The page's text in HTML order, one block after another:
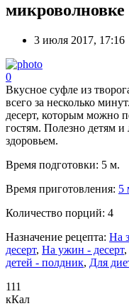
микроволновке
3 июля 2017, 17:16
0
Вкусное суфле из
всего за несколько
десерт, которым можно
гостям. Полезно детям
здоровьем.
Время подготовки: 5 м.
Время приготовления: 5
Количество порций: 4
Назначение рецепта: На
десерт, На ужин - десерт,
детей - полдник, Для
111
кКал